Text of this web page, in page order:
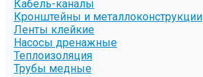
Кабель-каналы
Кронштейны и металлоконструкции
Ленты клейкие
Насосы дренажные
Теплоизоляция
Трубы медные